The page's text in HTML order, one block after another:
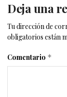
Deja una
Tu dirección de
obligatorios están
Comentario *